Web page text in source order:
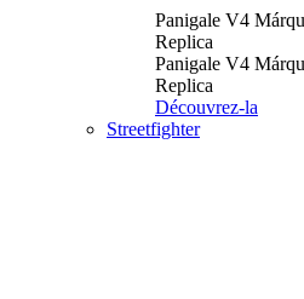
Panigale V4
Replica
Panigale V4
Replica
Découvrez-la
Streetfighter